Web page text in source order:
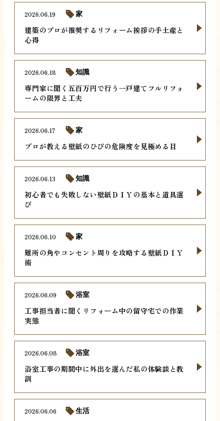
建築のプロが推奨するリフォーム挨拶の手土産と
心得
2026.06.19 家
専門家に聞く五百万円で行う一戸建てフルリフォ
ームの限界と工夫
2026.06.18 知識
プロが教える壁紙のひびの危険度を見極める目
2026.06.17 家
初心者でも失敗しない壁紙ＤＩＹの基本と道具選
び
2026.06.13 知識
難所の角やコンセント周りを攻略する壁紙ＤＩＹ
術
2026.06.10 家
工事担当者に聞くリフォーム中の留守宅での作業
実態
2026.06.09 浴室
浴室工事の期間中に外出を選んだ私の体験談と教
訓
2026.06.08 浴室
2026.06.06 生活